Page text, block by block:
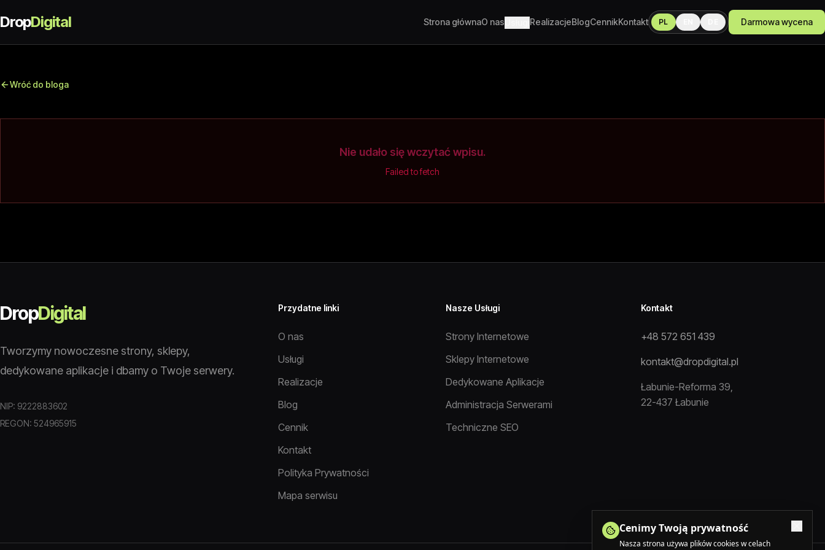
DropDigital Strona głównaO nas RealizacjeBlogCennikKontakt PL Darmowa wycena
Wróć do bloga
Nie udało się wczytać wpisu.
Failed to fetch
DropDigital
Tworzymy nowoczesne strony, sklepy,
dedykowane aplikacje i dbamy o Twoje serwery.
NIP: 9222883602
REGON: 524965915
Przydatne linki
O nas
Usługi
Realizacje
Blog
Cennik
Kontakt
Polityka Prywatności
Mapa serwisu
Nasze Usługi
Strony Internetowe
Sklepy Internetowe
Dedykowane Aplikacje
Administracja Serwerami
Techniczne SEO
Kontakt
+48 572 651 439
kontakt@dropdigital.pl
Łabunie-Reforma 39,
22-437 Łabunie
Cenimy Twoją prywatność
Nasza strona używa plików cookies w celach